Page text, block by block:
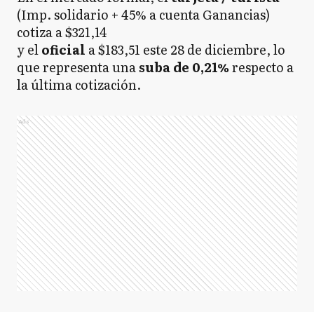
(Imp. solidario + 45% a cuenta Ganancias)
cotiza a $321,14
y eloficial a $183,51 este 28 de diciembre, lo
que representa unasuba de 0,21%respecto a
la última cotización.
Ads